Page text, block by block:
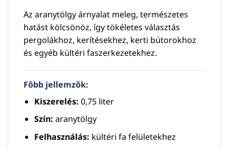
Az aranytölgy árnyalat meleg, természetes
hatást kölcsönöz, így tökéletes választás
pergolákhoz, kerítésekhez, kerti bútorokhoz
és egyéb kültéri faszerkezetekhez.
Főbb jellemzők:
Kiszerelés: 0,75 liter
Szín: aranytölgy
Felhasználás: kültéri fa felületekhez